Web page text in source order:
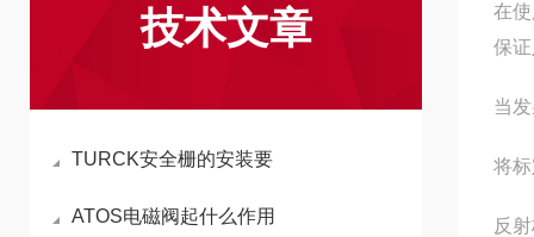
技术文章
TURCK安全栅的安装要
ATOS电磁阀起什么作用
在
保
当
将
反